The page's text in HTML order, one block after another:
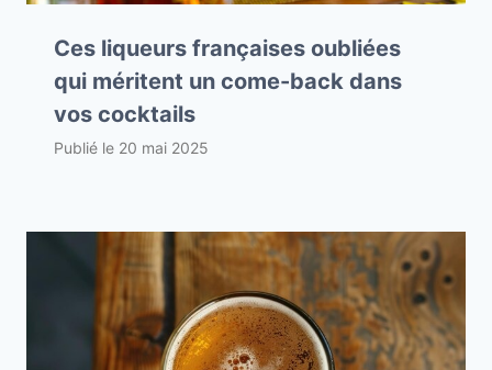
Ces liqueurs françaises oubliées
qui méritent un come-back dans
vos cocktails
Publié le 20 mai 2025